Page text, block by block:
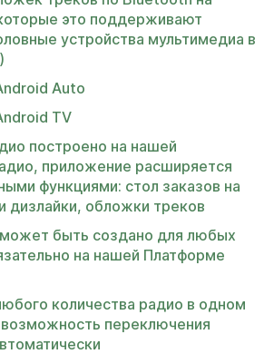
это поддерживают
устройства мультимедиа в
Auto
TV
построено на нашей
приложение расширяется
функциями: стол заказов на
дизлайки, обложки треков
быть создано для любых
на нашей Платформе
количества радио в одном
переключения